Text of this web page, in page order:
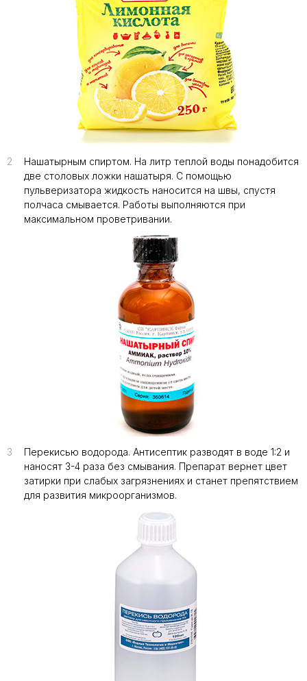
Нашатырным спиртом. На литр теплой воды понадобится
две столовых ложки нашатыря. С помощью
пульверизатора жидкость наносится на швы, спустя
полчаса смывается. Работы выполняются при
максимальном проветривании.
2
Перекисью водорода. Антисептик разводят в воде 1:2 и
наносят 3-4 раза без смывания. Препарат вернет цвет
затирки при слабых загрязнениях и станет препятствием
для развития микроорганизмов.
3